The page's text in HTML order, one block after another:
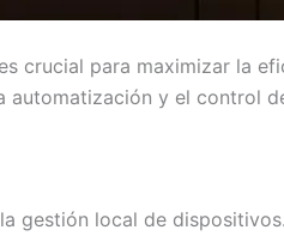
crucial para maximizar la
automatización y el control
gestión local de